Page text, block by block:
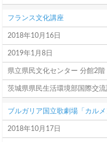
フランス文化講座
2018年10月16日
2019年1月8日
県立県民文化センター 分館2階
茨城県県民生活環境部国際交流
ブルガリア国立歌劇場「カルメ
2018年10月17日